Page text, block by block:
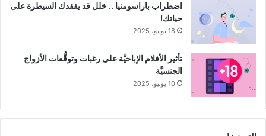
اضطراب باراسومنيا .. خلل قد يفقدك السيطرة على
حياتك!
18 يونيو، 2025
تأثير الأفلام الإباحيَّة على رغبات وتوقُّعات الأزواج
الجنسيَّة
10 يونيو، 2025